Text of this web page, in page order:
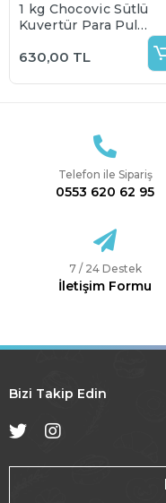
1 kg Chocovic Sütlü
Kuvertür Para Pul
Çikolata %33 kakao
oranı (bölünmüş
630,00 TL
Telefon ile Sipariş
0553 620 62 95
7 / 24 Destek
İletişim Formu
Bizi Takip Edin